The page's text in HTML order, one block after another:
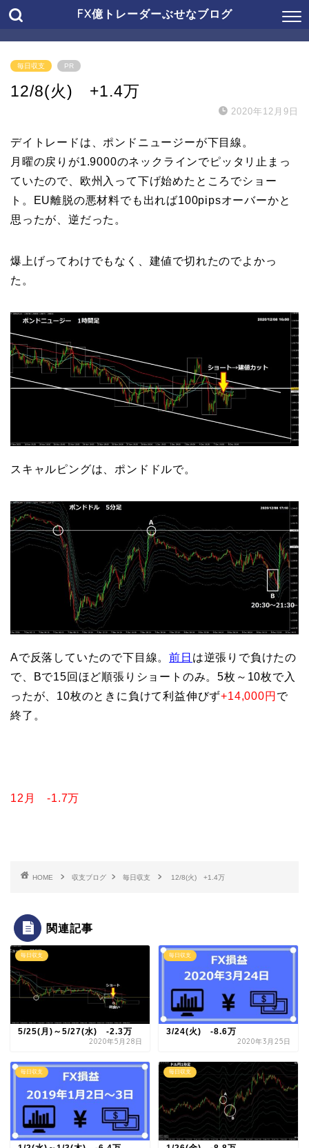
FX億トレーダーぶせなブログ
毎日収支 PR
12/8(火) +1.4万
2020年12月9日
デイトレードは、ポンドニュージーが下目線。
月曜の戻りが1.9000のネックラインでピッタリ止まっ
ていたので、欧州入って下げ始めたところでショー
ト。EU離脱の悪材料でも出れば100pipsオーバーかと
思ったが、逆だった。
爆上げってわけでもなく、建値で切れたのでよかっ
た。
スキャルピングは、ポンドドルで。
Aで反落していたので下目線。前日 は逆張りで負けたの
で、Bで15回ほど順張りショートのみ。5枚～10枚で入
ったが、10枚のときに負けて利益伸びず+14,000円 で
終了。
12月 -1.7万
HOME 収支ブログ 毎日収支 12/8(火) +1.4万
関連記事
毎日収支
5/25(月)～5/27(水) -2.3万
2020年5月28日
毎日収支
3/24(火) -8.6万
2020年3月25日
毎日収支 毎日収支